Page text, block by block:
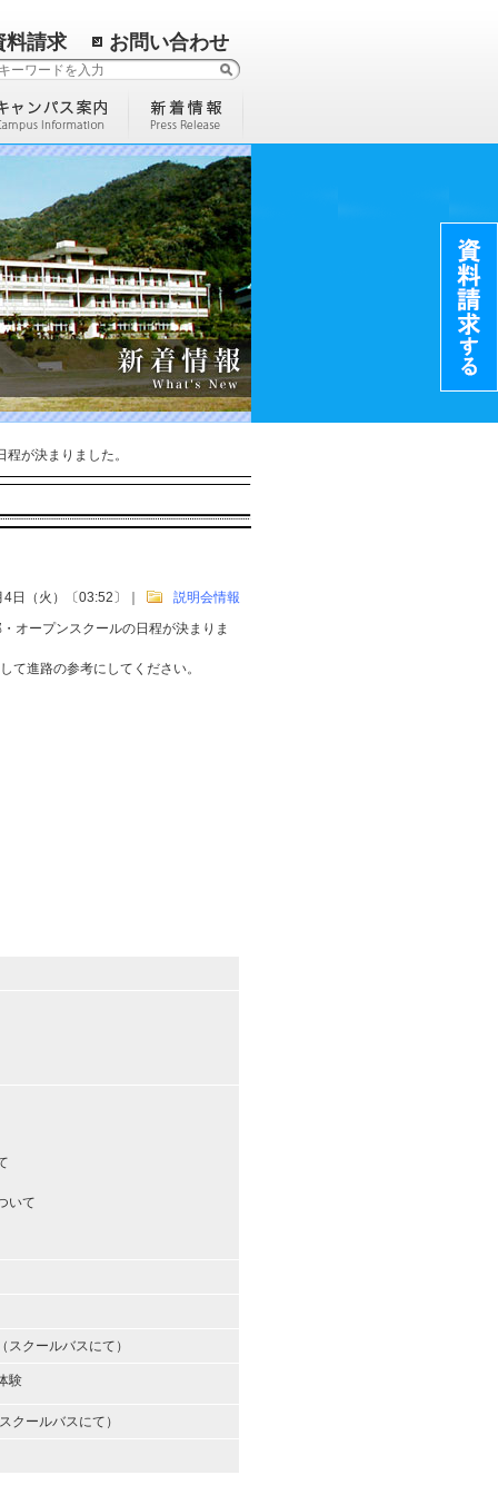
料請求 お問い合わせ
が決まりました。
日（火）〔03:52〕
｜
説明会情報
オープンスクールの日程が決まりま
て進路の参考にしてください。
いて
スクールバスにて）
験
クールバスにて）